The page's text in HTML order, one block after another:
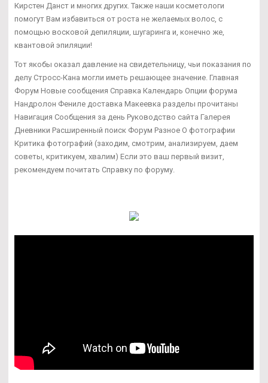
Кирстен Данст и многих других. Также наши косметологи
помогут Вам избавиться от роста не желаемых волос, с
помощью восковой депиляции, шугаринга и, конечно же,
квантовой эпиляции!
Тот якобы оказал давление на свидетельницу, чьи показания по
делу Стросс-Кана могли иметь решающее значение. Главная
Форум Новые сообщения Справка Календарь Опции форума
Нандролон Фениле доставка Макеевка разделы прочитаны
Навигация Сообщения за день Руководство сайта Галерея
Дневники Расширенный поиск Форум Разное О фотографии
Критика фотографий (заходим, смотрим, анализируем, даем
советы, критикуем, хвалим) Если это ваш первый визит,
рекомендуем почитать Справку по форуму.